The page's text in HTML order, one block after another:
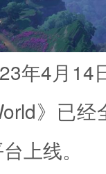
年4月14
》已
上线。